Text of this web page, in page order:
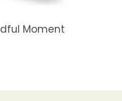
Moment